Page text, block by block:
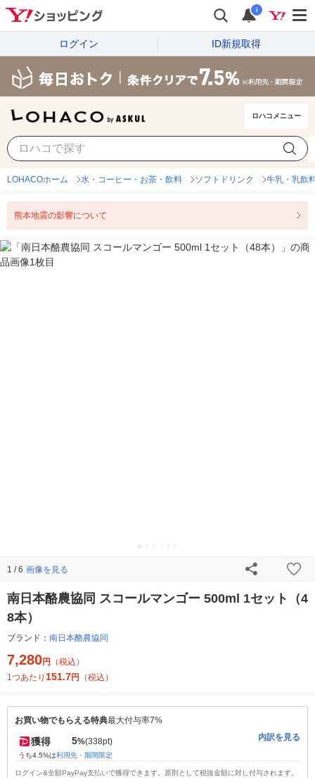
i
ログイン ID新規取得
ロハコメニュー
LOHACOホーム 水・コーヒー・お茶・飲料 ソフトドリンク 牛乳・乳飲
熊本地震の影響について
1 / 6 画像を見る
南日本酪農協同 スコールマンゴー 500ml 1セット（4
8本）
ブランド： 南日本酪農協同
7,280円
（税込）
1つあたり 151.7円 （税込）
お買い物でもらえる特典最大付与率7%
獲得 5%(338pt)
うち4.5%は利用先・期間限定
内訳を見る
ログイン&全額PayPay支払いで獲得できます。原則として税抜金額に対し付与されます。